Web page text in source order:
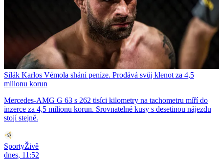
Silák Karlos Vémola shání peníze. Prodává svůj klenot za 4,5
milionu korun
Mercedes-AMG G 63 s 262 tisíci kilometry na tachometru míří do
inzerce za 4,5 milionu korun. Srovnatelné kusy s desetinou nájezdu
stojí stejně.
SportyŽivě
dnes, 11:52